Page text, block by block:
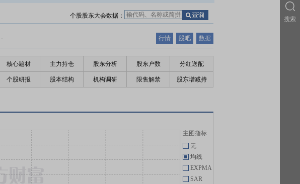
个股股东大会数据：
- 行情 股吧 数据
核心题材 主力持仓 股东分析 股东户数 分红送配
个股研报 股本结构 机构调研 限售解禁 股东增减持
主图指标
无
均线
EXPMA
SAR
搜索